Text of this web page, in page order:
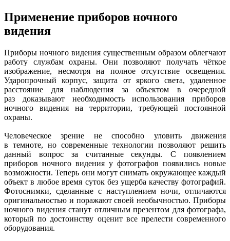
Применение приборов ночного
видения
Приборы ночного видения существенным образом облегчают
работу службам охраны. Они позволяют получать чёткое
изображение, несмотря на полное отсутствие освещения.
Ударопрочный корпус, защита от яркого света, удаленное
расстояние для наблюдения за объектом в очередной
раз доказывают необходимость использования приборов
ночного видения на территории, требующей постоянной
охраны.
Человеческое зрение не способно уловить движения
в темноте, но современные технологии позволяют решить
данный вопрос за считанные секунды. С появлением
приборов ночного видения у фотографов появились новые
возможности. Теперь они могут снимать окружающее каждый
объект в любое время суток без ущерба качеству фотографий.
Фотоснимки, сделанные с наступлением ночи, отличаются
оригинальностью и поражают своей необычностью. Приборы
ночного видения станут отличным презентом для фотографа,
который по достоинству оценит все прелести современного
оборудования.